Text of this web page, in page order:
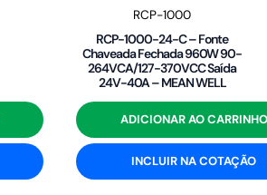
RCP-1000
RCP-1000-24-C – Fonte
Chaveada Fechada 960W 90-
264VCA/127-370VCC Saída
24V-40A – MEAN WELL
ADICIONAR AO CARRINHO
INCLUIR NA COTAÇÃO